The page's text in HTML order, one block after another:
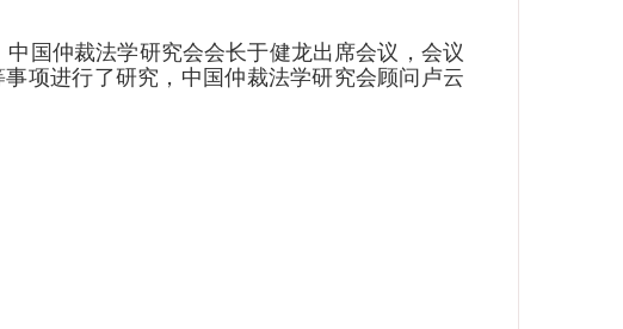
国仲裁法学研究会会长于健龙出席会议，会议
项进行了研究，中国仲裁法学研究会顾问卢云